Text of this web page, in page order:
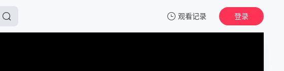
观看记录 登录